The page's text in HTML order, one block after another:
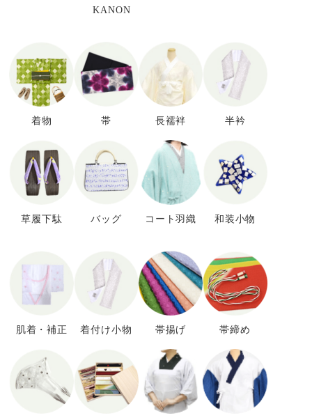
KANON
着物 帯 長襦袢 半衿
草履下駄 バッグ コート羽織 和装小物
肌着・補正 着付け小物 帯揚げ 帯締め